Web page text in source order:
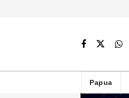
Papua